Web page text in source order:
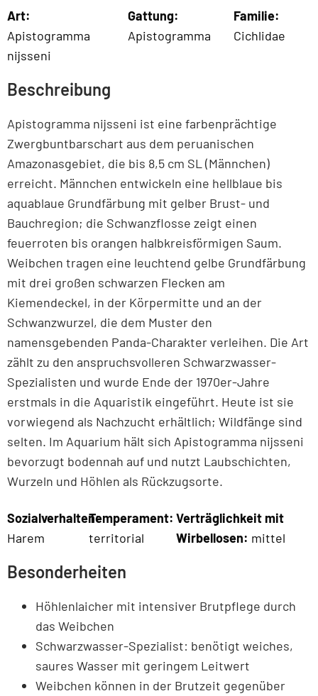
Art:
Apistogramma
nijsseni
Gattung:
Apistogramma
Familie:
Cichlidae
Beschreibung
Apistogramma nijsseni ist eine farbenprächtige
Zwergbuntbarschart aus dem peruanischen
Amazonasgebiet, die bis 8,5 cm SL (Männchen)
erreicht. Männchen entwickeln eine hellblaue bis
aquablaue Grundfärbung mit gelber Brust- und
Bauchregion; die Schwanzflosse zeigt einen
feuerroten bis orangen halbkreisförmigen Saum.
Weibchen tragen eine leuchtend gelbe Grundfärbung
mit drei großen schwarzen Flecken am
Kiemendeckel, in der Körpermitte und an der
Schwanzwurzel, die dem Muster den
namensgebenden Panda-Charakter verleihen. Die Art
zählt zu den anspruchsvolleren Schwarzwasser-
Spezialisten und wurde Ende der 1970er-Jahre
erstmals in die Aquaristik eingeführt. Heute ist sie
vorwiegend als Nachzucht erhältlich; Wildfänge sind
selten. Im Aquarium hält sich Apistogramma nijsseni
bevorzugt bodennah auf und nutzt Laubschichten,
Wurzeln und Höhlen als Rückzugsorte.
Sozialverhalten:
Harem
Temperament:
territorial
Verträglichkeit mit
Wirbellosen: mittel
Besonderheiten
Höhlenlaicher mit intensiver Brutpflege durch
das Weibchen
Schwarzwasser-Spezialist: benötigt weiches,
saures Wasser mit geringem Leitwert
Weibchen können in der Brutzeit gegenüber